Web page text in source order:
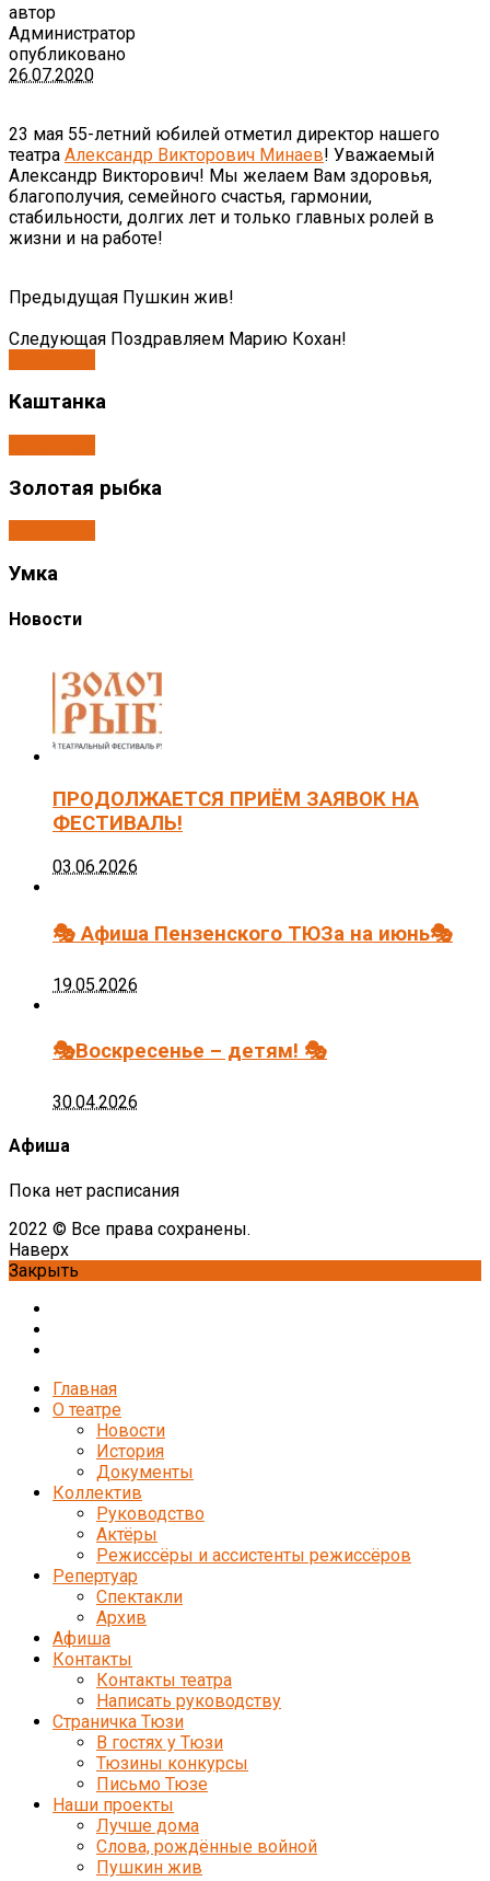
автор
Администратор
опубликовано
26.07.2020
23 мая 55-летний юбилей отметил директор нашего
театра Александр Викторович Минаев! Уважаемый
Александр Викторович! Мы желаем Вам здоровья,
благополучия, семейного счастья, гармонии,
стабильности, долгих лет и только главных ролей в
жизни и на работе!
Предыдущая Пушкин жив!
Следующая Поздравляем Марию Кохан!
Каштанка
Золотая рыбка
Умка
Новости
ПРОДОЛЖАЕТСЯ ПРИЁМ ЗАЯВОК НА
ФЕСТИВАЛЬ!
03.06.2026
🎭 Афиша Пензенского ТЮЗа на июнь🎭
19.05.2026
🎭Воскресенье – детям! 🎭
30.04.2026
Афиша
Пока нет расписания
2022 © Все права сохранены.
Наверх
Закрыть
Главная
О театре
Новости
История
Документы
Коллектив
Руководство
Актёры
Режиссёры и ассистенты режиссёров
Репертуар
Спектакли
Архив
Афиша
Контакты
Контакты театра
Написать руководству
Страничка Тюзи
В гостях у Тюзи
Тюзины конкурсы
Письмо Тюзе
Наши проекты
Лучше дома
Слова, рождённые войной
Пушкин жив